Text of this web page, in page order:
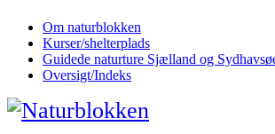
Om naturblokken
Kurser/shelterplads
Guidede naturture Sjælland og
Oversigt/Indeks